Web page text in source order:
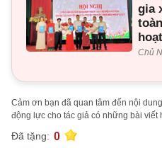
gia
Chủ
Cảm ơn bạn đã quan tâm đến nội
động lực cho tác giả có những bài viết
Đã tặng: 0